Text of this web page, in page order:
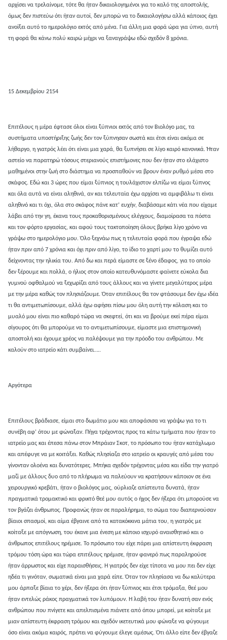
αρχίσει να τρελαίνομε, τότε θα ήταν δικαιολογημένοι για το καλό της αποστολής,
όμως δεν πιστεύω ότι ήταν αυτοί, δεν μπορώ να το δικαιολογήσω αλλά κάποιος έχει
ανοίξει αυτό το ημερολόγιο εκτός από μένα. Για άλλη μια φορά ώρα για ύπνο, αυτή
τη φορά θα κάνω πολύ καιρώ μέχρι να ξαναγράψω εδώ σχεδόν 8 χρόνια.
15 Δεκεμβρίου 2154
Επιτέλους η μέρα έφτασε όλοι είναι ξύπνιοι εκτός από τον Βιολόγο μας, τα
συστήματα υποστήριξης ζωής δεν τον ξύπνησαν σωστά και έτσι είναι ακόμα σε
λήθαργο, η γιατρός λέει ότι είναι μια χαρά, θα ξυπνήσει σε λίγο καιρό κανονικά. Ήταν
αστείο να παρατηρώ τόσους στεριανούς επιστήμονες που δεν ήταν στο ελάχιστο
μαθημένοι στην ζωή στο διάστημα να προσπαθούν να βρουν έναν ρυθμό μέσα στο
σκάφος. Εδώ και 3 ώρες που είμαι ξύπνιος η τουλάχιστον ελπίζω να είμαι ξύπνος
και όλα αυτά να είναι αληθινά, αν και τελευταία έχω αρχίσει να αμφιβάλω τι είναι
αληθινό και τι όχι, όλα στο σκάφος πάνε κατ’ ευχήν, διαβάσαμε κάτι νέα που είχαμε
λάβει από την γη, έκανα τους προκαθορισμένους ελέγχους, διαμοίρασα τα πόστα
και τον φόρτο εργασίας, και αφού τους τακτοποίηση όλους βρήκα λίγο χρόνο να
γράψω στο ημερολόγιο μου. Όλο ξεχνάω πως η τελευταία φορά που έγραψα εδώ
ήταν πριν από 7 χρόνια και όχι πριν από λίγο, το ίδιο το χαρτί μου το θυμίζει αυτό
δείχνοντας την ηλικία του. Από δω και περά είμαστε σε ξένο έδαφος, για το οποίο
δεν ξέρουμε και πολλά, ο ήλιος στον οποίο κατευθυνόμαστε φαίνετε εύκολα δια
γυμνού οφθαλμού να ξεχωρίζει από τους άλλους και να γίνετε μεγαλύτερος μέρα
με την μέρα καθώς τον πλησιάζουμε. Όταν επιτέλους θα τον φτάσουμε δεν έχω ιδέα
τι θα αντιμετωπίσουμε, αλλά έχω αφήσει πίσω μου όλη αυτή την κόλαση και το
μυαλό μου είναι πιο καθαρό τώρα να σκεφτεί, ότι και να βρούμε εκεί πέρα είμαι
σίγουρος ότι θα μπορούμε να το αντιμετωπίσουμε, είμαστε μια επιστημονική
αποστολή και έχουμε χρέος να παλέψουμε για την πρόοδο του ανθρώπου. Με
καλούν στο ιατρείο κάτι συμβαίνει…..
Αργότερα
Επιτέλους βράδιασε, είμαι στο δωμάτιο μου και αποφάσισα να γράψω για το τι
συνέβη αφ’ ότου με φώναξαν. Πήγα τρέχοντας προς τα κάτω τμήματα που ήταν το
ιατρείο μας και έπεσα πάνω στον Μπράιαν Σκοτ, το πρόσωπο του ήταν κατάχλωμο
και απέφυγε να με κοιτάξει. Καθώς πλησίαζα στο ιατρείο οι κραυγές από μέσα του
γίνονταν ολοένα και δυνατότερες. Μπήκα σχεδόν τρέχοντας μέσα και είδα την γιατρό
μαζί με άλλους δυο από το πλήρωμα να παλεύουν να κρατήσουν κάποιον σε ένα
χειρουργικό κρεβάτι, ήταν ο βιολόγος μας, ούρλιαζε απίστευτα δυνατά, ήταν
πραγματικά τρομακτικό και φρικτό θεέ μου αυτός ο ήχος δεν ήξερα ότι μπορούσε να
τον βγάζει άνθρωπος. Προφανώς ήταν σε παραλήρημα, το σώμα του διαπερνούσαν
βίαιοι σπασμοί, και αίμα έβγαινε από τα κατακόκκινα μάτια του, η γιατρός με
κοίταξε με απόγνωση, του έκανε μια ένεση με κάποιο ισχυρό αναισθητικό και ο
άνθρωπος επιτέλους ηρέμισε. Το πρόσωπο του είχε πάρει μια απίστευτη έκφραση
τρόμου τόση ώρα και τώρα επιτέλους ηρέμισε, ήταν φανερό πως παραληρούσε
ήταν άρρωστος και είχε παραισθήσεις. Η γιατρός δεν είχε τίποτα να μου πει δεν είχε
ηδέα τι γινόταν, σωματικά είναι μια χαρά είπε. Όταν τον πλησίασα να δω καλύτερα
μου άρπαξε βίαια το χέρι, δεν ήξερα ότι ήταν ξύπνιος και έτσι τρόμαξα, θεέ μου
ήταν εντελώς ράκος πραγματικά τον λυπόμουν. Η λαβή του ήταν δυνατή σαν ενός
ανθρώπου που πνίγετε και απελπισμένα πιάνετε από όπου μπορεί, με κοίταξε με
μιαν απίστευτη έκφραση τρόμου και σχεδόν ικετευτικά μου φώναξε να φύγουμε
όσο είναι ακόμα καιρός, πρέπει να φύγουμε έλεγε αμέσως. Ότι άλλο είπε δεν έβγαζε